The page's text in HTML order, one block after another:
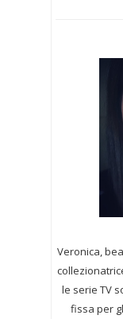
Veronica,
le serie TV
fissa per